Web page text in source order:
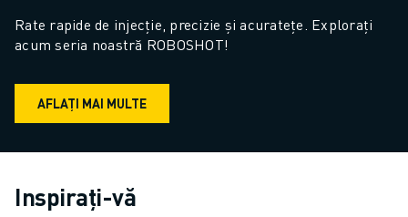
Rate rapide de injecție, precizie și acuratețe. Explorați
acum seria noastră ROBOSHOT!
AFLAȚI MAI MULTE
Inspirați-vă